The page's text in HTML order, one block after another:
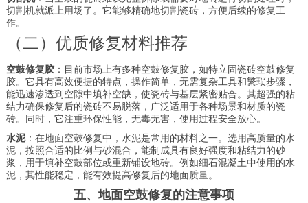
切割机就派上用场了。它能够精确地切割瓷砖，方便后续的修复工
作。
（二）优质修复材料推荐
空鼓修复胶：目前市场上有多种空鼓修复胶，如特立固瓷砖空鼓修复
胶。它具有高效便捷的特点，操作简单，无需复杂工具和繁琐步骤，
能迅速渗透到空隙中填补空缺，使瓷砖与基层紧密贴合。其超强的粘
结力确保修复后的瓷砖不易脱落，广泛适用于各种场景和材质的瓷
砖。同时，它注重环保性能，无毒无害，使用过程安全放心。
水泥：在地面空鼓修复中，水泥是常用的材料之一。选用高质量的水
泥，按照合适的比例与砂混合，能制成具有良好强度和粘结力的砂
浆，用于填补空鼓部位或重新铺设地砖。例如细石混凝土中使用的水
泥，其性能稳定，能有效提高修复后的地面质量。
五、地面空鼓修复的注意事项